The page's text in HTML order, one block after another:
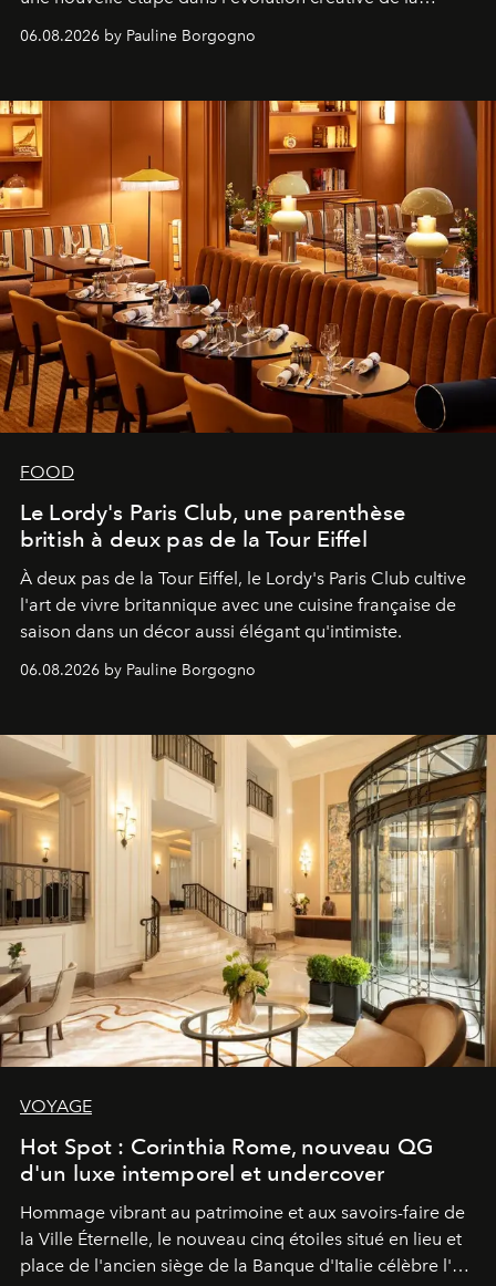
06.08.2026 by Pauline Borgogno
FOOD
Le Lordy's Paris Club, une parenthèse
british à deux pas de la Tour Eiffel
À deux pas de la Tour Eiffel, le Lordy's Paris Club cultive
l'art de vivre britannique avec une cuisine française de
saison dans un décor aussi élégant qu'intimiste.
06.08.2026 by Pauline Borgogno
VOYAGE
Hot Spot : Corinthia Rome, nouveau QG
d'un luxe intemporel et undercover
Hommage vibrant au patrimoine et aux savoirs-faire de
la Ville Éternelle, le nouveau cinq étoiles situé en lieu et
place de l'ancien siège de la Banque d'Italie célèbre l'art